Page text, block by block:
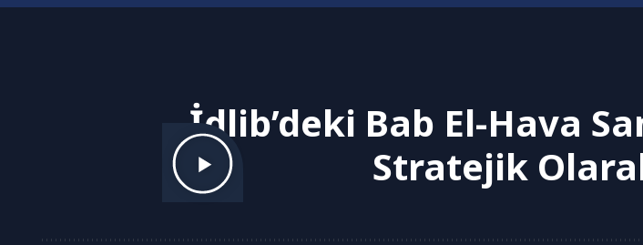
İdlib’deki Bab El-Hava
Stratejik